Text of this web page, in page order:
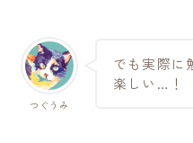
つぐうみ
でも実際に
楽しい…！